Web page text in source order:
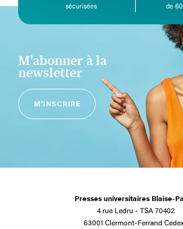
sécurisées
de
M'abonner à la
newsletter
M'INSCRIRE
Presses universitaires Blaise-
4 rue Ledru - TSA 70402
63001 Clermont-Ferrand